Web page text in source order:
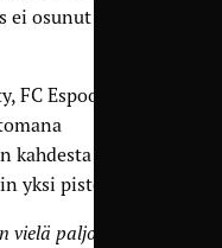
ei osunut
FC Espoo säilyi
kahdesta
yksi piste.
vielä paljon